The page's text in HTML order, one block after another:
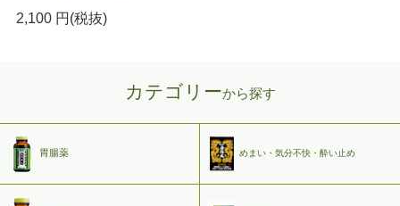
2,100 円(税抜)
カテゴリーから探す
胃腸薬 めまい・気分不快・酔い止め